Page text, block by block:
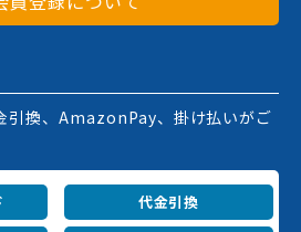
引換、AmazonPay、掛け払いがご
代金引換